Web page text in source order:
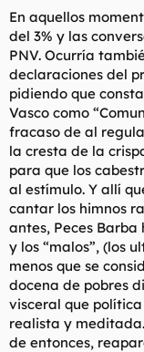
En aquellos
del 3% y las
PNV. Ocurría
declaraciones del
pidiendo que
Vasco como
fracaso de al
la cresta de la
para que los
al estímulo. Y allí
cantar los himnos
antes, Peces Barba
y los “malos”, (los
menos que se
docena de pobres
visceral que
realista y
de entonces,